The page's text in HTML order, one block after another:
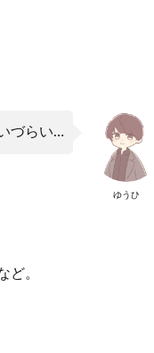
ゆうひ
づらい…
ど。